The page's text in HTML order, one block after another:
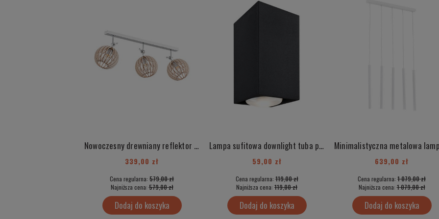
Nowoczesny drewniany reflektor potrójny jasny brąz elementy chrom styl skandynawski kula sklejka PORTORYKO 1306
339,00 zł
Cena regularna: 579,00 zł
Najniższa cena:579,00 zł
Dodaj do koszyka
Lampa sufitowa downlight tuba plafon metalowa kwadrat kubik czarna pojedyncza E27 SUBOTICA 3098
59,00 zł
Cena regularna:119,00 zł
Najniższa cena: 119,00 zł
Dodaj do koszyka
639,00 zł
Cena regularna: 1 079,00 zł
Najniższa cena:1 079,00 zł
Dodaj do koszyka